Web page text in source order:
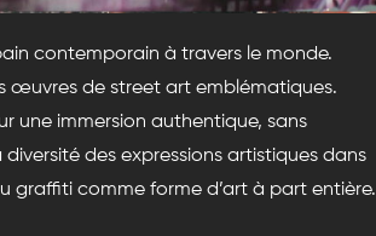
contemporain à travers le monde.
œuvres de street art emblématiques.
une immersion authentique, sans
des expressions artistiques dans
graffiti comme forme d’art à part entière.